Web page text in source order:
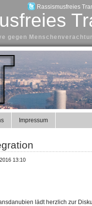
Rassismusfreies
gegen
Impressum
13:10
lädt herzlich zur